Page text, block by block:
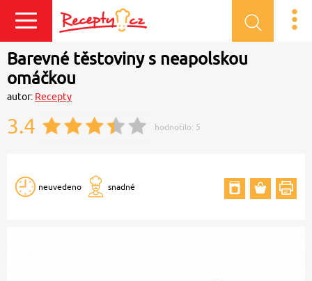
Přihlásit se
Barevné těstoviny s neapolskou
omáčkou
autor: Recepty
3.4 hodnotilo: 5
neuvedeno snadné